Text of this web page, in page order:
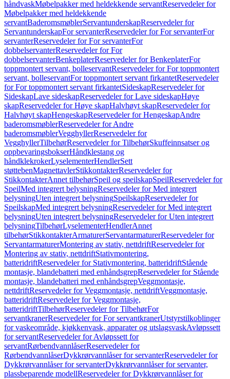
håndvaskMøbelpakker med heldekkende servantReservedeler for
Møbelpakker med heldekkende
servantBaderomsmøblerServantunderskapReservedeler for
ServantunderskapFor servanterReservedeler for For servanterFor
servanterReservedeler for For servanterFor
dobbelservanterReservedeler for For
dobbelservanterBenkeplaterReservedeler for BenkeplaterFor
toppmontert servant, bolleservantReservedeler for For toppmontert
servant, bolleservantFor toppmontert servant firkantetReservedeler
for For toppmontert servant firkantetSideskapReservedeler for
SideskapLave sideskapReservedeler for Lave sideskapHøye
skapReservedeler for Høye skapHalvhøyt skapReservedeler for
Halvhøyt skapHengeskapReservedeler for HengeskapAndre
baderomsmøblerReservedeler for Andre
baderomsmøblerVegghyllerReservedeler for
VegghyllerTilbehørReservedeler for TilbehørSkuffeinnsatser og
oppbevaringsbokserHåndklestang og
håndklekrokerLyselementerHendlerSett
støttebenMagnettavlerStikkontakterReservedeler for
StikkontakterAnnet tilbehørSpeil og speilskapSpeilReservedeler for
SpeilMed integrert belysningReservedeler for Med integrert
belysningUten integrert belysningSpeilskapReservedeler for
SpeilskapMed integrert belysningReservedeler for Med integrert
belysningUten integrert belysningReservedeler for Uten integrert
belysningTilbehørLyselementerHendlerAnnet
tilbehørStikkontakterArmaturerServantarmaturerReservedeler for
ServantarmaturerMontering av stativ, nettdriftReservedeler for
Montering av stativ, nettdriftStativmontering,
batteridriftReservedeler for Stativmontering, batteridriftStående
montasje, blandebatteri med enhåndsgrepReservedeler for Stående
montasje, blandebatteri med enhåndsgrepVeggmontasje,
nettdriftReservedeler for Veggmontasje, nettdriftVeggmontasje,
batteridriftReservedeler for Veggmontasje,
batteridriftTilbehørReservedeler for TilbehørFor
servantkranerReservedeler for For servantkranerUtstyrstilkoblinger
for vaskeområde, kjøkkenvask, apparater og utslagsvaskAvløpssett
for servantReservedeler for Avløpssett for
servantRørbendvannlåserReservedeler for
RørbendvannlåserDykkrørvannlåser for servanterReservedeler for
Dykkrørvannlåser for servanterDykkrørvannlåser for servanter,
plassbeparende modellReservedeler for Dykkrørvannlåser for